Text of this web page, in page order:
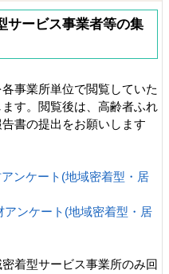
ービス事業者等の集
業所単位で閲覧していた
す。閲覧後は、高齢者ふれ
書の提出をお願いします
ンケート(地域密着型・居
ンケート(地域密着型・居
着型サービス事業所のみ回